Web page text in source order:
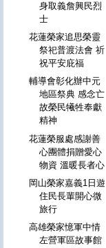
身取義詹興民烈
士
花蓮榮家追思榮靈
祭祀普渡法會 祈
祝平安庇福
輔導會彰化辦中元
地區祭典 感念亡
故榮民犧牲奉獻
精神
花蓮榮服處感謝善
心團體捐贈愛心
物資 溫暖長者心
岡山榮家嘉義1日遊
住民長輩開心微
旅行
高雄榮家憶軍中情
左營軍區故事館